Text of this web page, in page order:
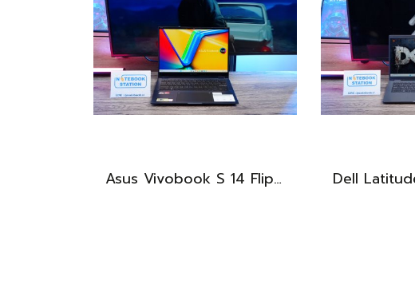
Asus Vivobook S 14 Flip OLED ทัชกรีนหมุนจอ360องศา Ryzen7-7730U Ram24 SSD512GB จอ14 2.8K OLED 90Hz จอภาพสวยคมชัดมาก ดีไซน์สวยทันสมัย ราคา 18,990.-